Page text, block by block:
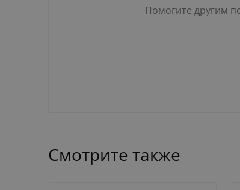
Помогите другим
Смотрите также